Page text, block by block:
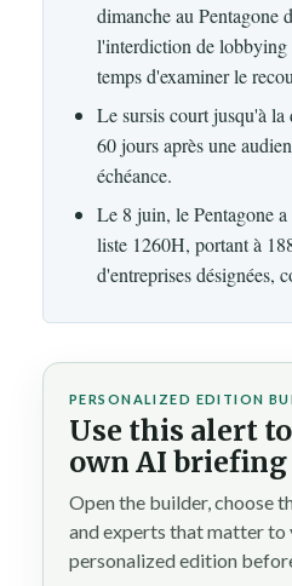
dimanche au Pentagone
l'interdiction de
temps d'examiner le
Le sursis court jusqu'à
60 jours après une
échéance.
Le 8 juin, le Pentagone
liste 1260H, portant à
d'entreprises désignées,
PERSONALIZED EDITION
Use this alert
own AI briefing
Open the builder, choose
and experts that matter to
personalized edition